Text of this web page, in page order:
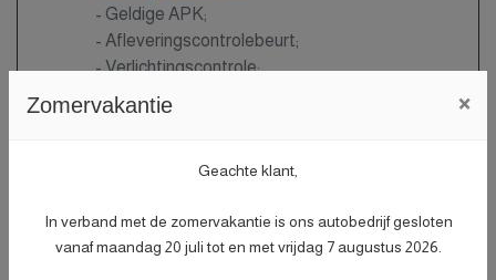
- Geldige APK;
- Afleveringscontrolebeurt;
- Verlichtingscontrole;
- Peilen en aanvullen van vloeistoffen;
- Auto is of wordt gepoetst.
Meer informatie
Zomervakantie ×
Geachte klant,
In verband met de zomervakantie is ons autobedrijf gesloten
vanaf maandag 20 juli tot en met vrijdag 7 augustus 2026.